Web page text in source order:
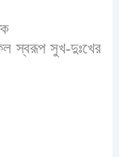
স্বরূপ সুখ-দুঃখের